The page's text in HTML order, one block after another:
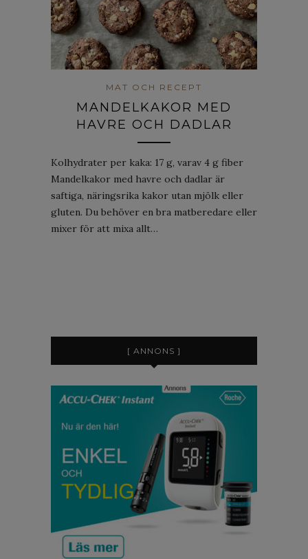
MAT OCH RECEPT
MANDELKAKOR MED
HAVRE OCH DADLAR
Kolhydrater per kaka: 17 g, varav 4 g fiber
Mandelkakor med havre och dadlar är
saftiga, näringsrika kakor utan mjölk eller
gluten. Du behöver en bra matberedare eller
mixer för att mixa allt…
[ ANNONS ]